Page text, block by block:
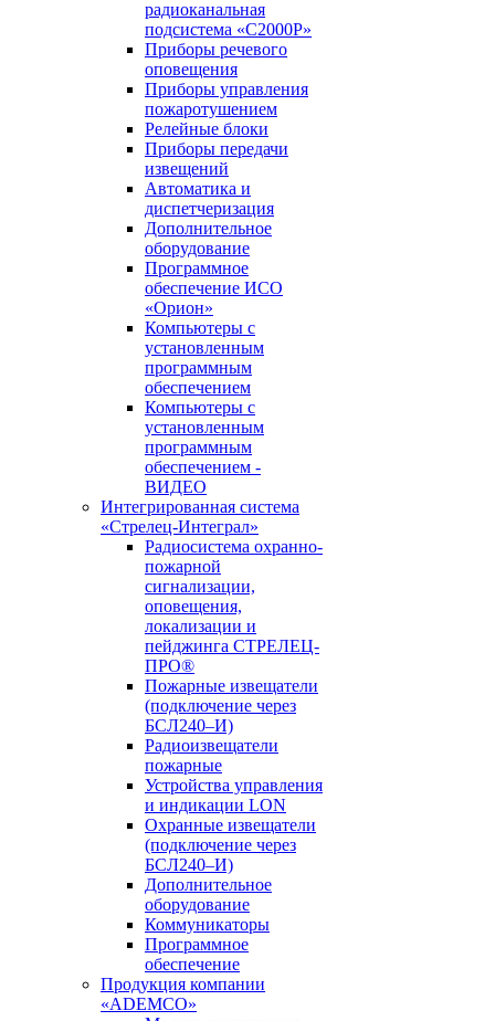
радиоканальная
подсистема «С2000Р»
Приборы речевого
оповещения
Приборы управления
пожаротушением
Релейные блоки
Приборы передачи
извещений
Автоматика и
диспетчеризация
Дополнительное
оборудование
Программное
обеспечение ИСО
«Орион»
Компьютеры с
установленным
программным
обеспечением
Компьютеры с
установленным
программным
обеспечением -
ВИДЕО
Интегрированная система
«Стрелец-Интеграл»
Радиосистема охранно-
пожарной
сигнализации,
оповещения,
локализации и
пейджинга СТРЕЛЕЦ-
ПРО®
Пожарные извещатели
(подключение через
БСЛ240–И)
Радиоизвещатели
пожарные
Устройства управления
и индикации LON
Охранные извещатели
(подключение через
БСЛ240–И)
Дополнительное
оборудование
Коммуникаторы
Программное
обеспечение
Продукция компании
«ADEMCO»